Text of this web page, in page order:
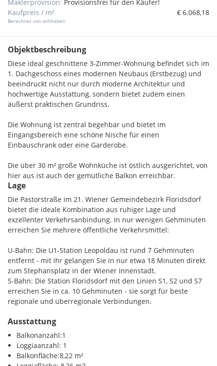
Maklerprovision: Provisionsfrei für den Käufer!
Kaufpreis / m²
Berechnet von willhaben
€ 6.068,18
Objektbeschreibung
Diese ideal geschnittene 3-Zimmer-Wohnung befindet sich im
1. Dachgeschoss eines modernen Neubaus (Erstbezug) und
beeindruckt nicht nur durch moderne Architektur und
hochwertige Ausstattung, sondern bietet zudem einen
äußerst praktischen Grundriss.
Die Wohnung ist zentral begehbar und bietet im
Eingangsbereich eine schöne Nische für einen
Einbauschrank oder eine Garderobe.
Die über 30 m² große Wohnküche ist östlich ausgerichtet, von
hier aus ist auch der gemütliche Balkon erreichbar.
Eines der beiden Schlafzimmer, mit ca. 15 m², verfügt nicht
nur über ein Bad mit Wanne, Walk-in Dusche,
Doppelwaschbecken und Toilette, sondern auch einen
Zugang auf die Loggia (die auch über den Vorraum begehbar
Das zweite Schlafzimmer hat eine Größe von ca. 14,6 m²,
angrenzend befindet sich das zweite Badezimmer mit Walk-in
Dusche, Doppelwaschbecken und Toilette.
Für extra Stauraum sorgt der ca. 5 m² große
Einlagerungsraum (im Erdgeschoss), der im Angebot
inkludiert ist. Garagenplätze können bei Bedarf separat
erworben werden.
Ausstattung:
Lage
Die Pastorstraße im 21. Wiener Gemeindebezirk Floridsdorf
bietet die ideale Kombination aus ruhiger Lage und
exzellenter Verkehrsanbindung. In nur wenigen Gehminuten
erreichen Sie mehrere öffentliche Verkehrsmittel:
U-Bahn: Die U1-Station Leopoldau ist rund 7 Gehminuten
entfernt - mit ihr gelangen Sie in nur etwa 18 Minuten direkt
zum Stephansplatz in der Wiener Innenstadt.
S-Bahn: Die Station Floridsdorf mit den Linien S1, S2 und S7
erreichen Sie in ca. 10 Gehminuten - sie sorgt für beste
regionale und überregionale Verbindungen.
Bus: Die Linie 29B bringt Sie in nur zwei Stationen zur U1
Leopoldau oder in rund 20 Minuten nach Floridsdorf (U6,
Straßenbahn 25, 26, 27 sowie weitere Buslinien).
Auch die Nahversorgung ist ausgezeichnet: In unmittelbarer
Ausstattung
Balkonanzahl:1
Loggiaanzahl: 1
Balkonfläche:8,22 m²